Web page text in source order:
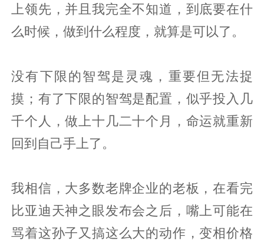
上领先，并且我完全不知道，到底要在什
么时候，做到什么程度，就算是可以了。
没有下限的智驾是灵魂，重要但无法捉
摸；有了下限的智驾是配置，似乎投入几
千个人，做上十几二十个月，命运就重新
回到自己手上了。
我相信，大多数老牌企业的老板，在看完
比亚迪天神之眼发布会之后，嘴上可能在
骂着这孙子又搞这么大的动作，变相价格